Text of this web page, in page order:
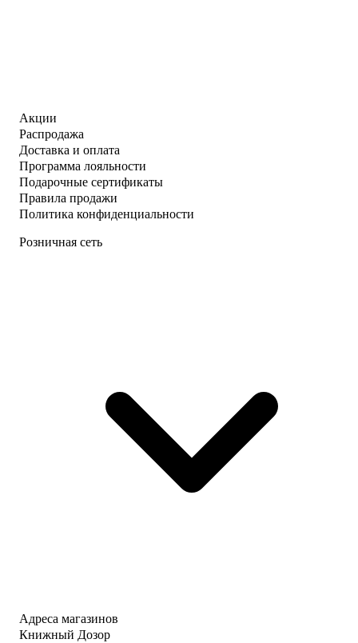
Акции
Распродажа
Доставка и оплата
Программа лояльности
Подарочные сертификаты
Правила продажи
Политика конфиденциальности
Розничная сеть
Адреса магазинов
Книжный Дозор